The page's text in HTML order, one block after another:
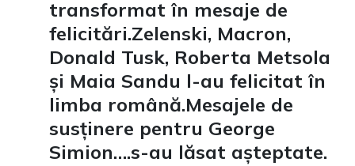
transformat în mesaje de
felicitări.Zelenski, Macron,
Donald Tusk, Roberta Metsola
și Maia Sandu l-au felicitat în
limba română.Mesajele de
susținere pentru George
Simion….s-au lăsat așteptate.